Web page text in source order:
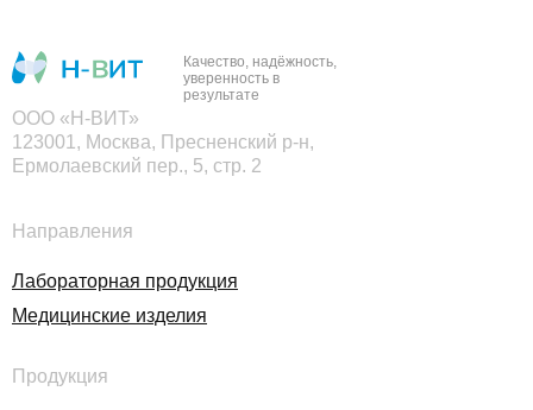
Качество, надёжность,
уверенность в
результате
Направления
Медицинские изделия
Продукция
Лабораторная продукция
ООО «Н-ВИТ»
123001, Москва, Пресненский р-н,
Ермолаевский пер., 5, стр. 2